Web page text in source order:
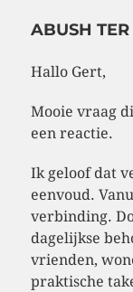
ABUSH
Hallo Gert,
Mooie vraag
een reactie.
Ik geloof dat
eenvoud.
verbinding.
dagelijkse
vrienden,
praktische